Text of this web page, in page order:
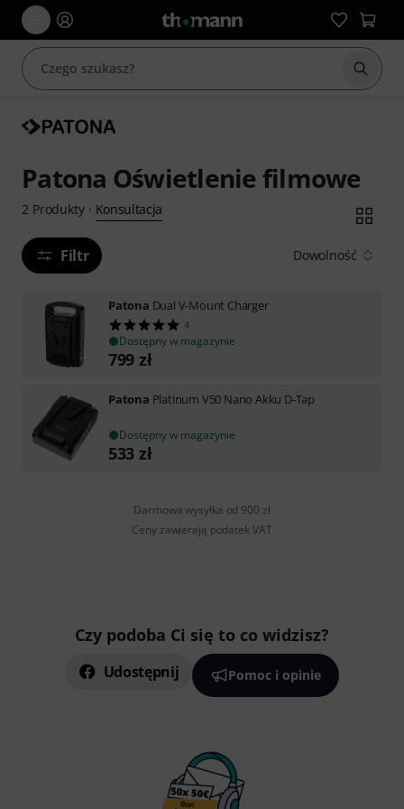
Patona Oświetlenie filmowe
2 Produkty· Konsultacja
Filtr Dowolność
Patona Dual V-Mount Charger
4
Dostępny w magazynie
799 zł
Patona Platinum V50 Nano Akku D-Tap
Dostępny w magazynie
533 zł
Darmowa wysyłka od 900 zł
Ceny zawierają podatek VAT
Czy podoba Ci się to co widzisz?
Udostępnij Pomoc i opinie